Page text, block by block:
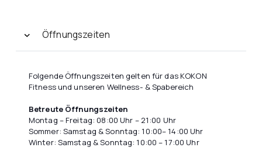
Öffnungszeiten
Folgende Öffnungszeiten gelten für das KOKON
Fitness und unseren Wellness- & Spabereich
Betreute Öffnungszeiten
Montag – Freitag: 08:00 Uhr – 21:00 Uhr
Sommer: Samstag & Sonntag: 10:00– 14:00 Uhr
Winter: Samstag & Sonntag: 10:00 – 17:00 Uhr